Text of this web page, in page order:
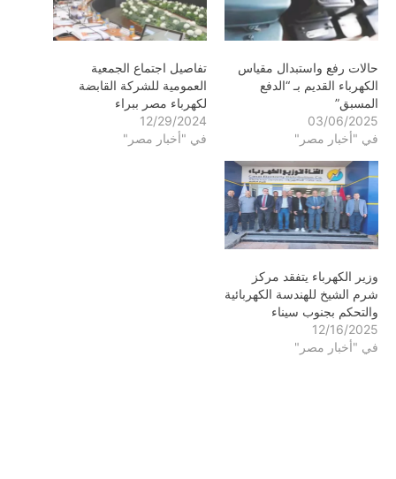
حالات رفع واستبدال مقياس
الكهرباء القديم بـ “الدفع
المسبق”
03/06/2025
في "أخبار مصر"
تفاصيل اجتماع الجمعية
العمومية للشركة القابضة
لكهرباء مصر ببراء
12/29/2024
في "أخبار مصر"
وزير الكهرباء يتفقد مركز
شرم الشيخ للهندسة الكهربائية
والتحكم بجنوب سيناء
12/16/2025
في "أخبار مصر"